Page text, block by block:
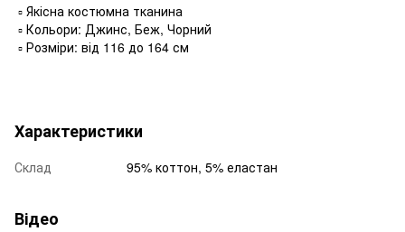
▫️ Якісна костюмна тканина
▫️ Кольори: Джинс, Беж, Чорний
▫️ Розміри: від 116 до 164 см
Характеристики
Склад 95% коттон, 5% еластан
Відео